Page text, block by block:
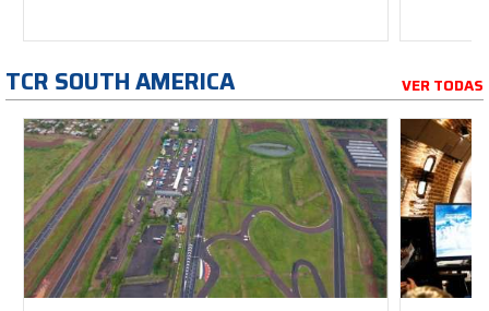
TCR SOUTH AMERICA VER TODAS